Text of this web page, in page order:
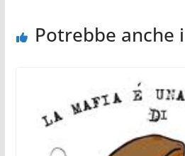
Potrebbe anche